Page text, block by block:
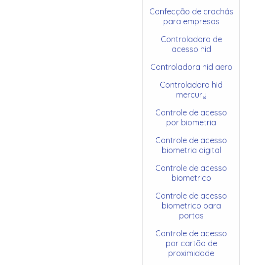
Confecção de crachás
para empresas
Controladora de
acesso hid
Controladora hid aero
Controladora hid
mercury
Controle de acesso
por biometria
Controle de acesso
biometria digital
Controle de acesso
biometrico
Controle de acesso
biometrico para
portas
Controle de acesso
por cartão de
proximidade